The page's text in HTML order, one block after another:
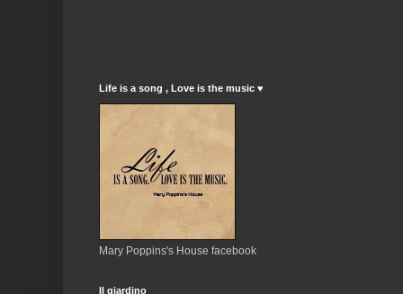
Life is a song , Love is the music ♥
Mary Poppins's House facebook
Il giardino